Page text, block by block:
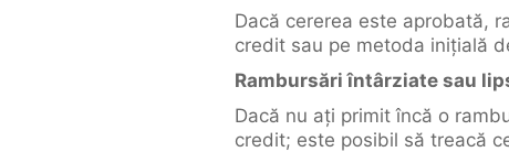
Dacă cererea este aprobată,
credit sau pe metoda inițială
Rambursări întârziate sau
Dacă nu ați primit încă o
credit; este posibil să treacă